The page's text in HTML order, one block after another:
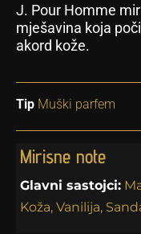
J. Pour Homme
mješavina koja
akord kože.
Tip Muški parfem
Mirisne note
Glavni sastojci:
Koža, Vanilija,